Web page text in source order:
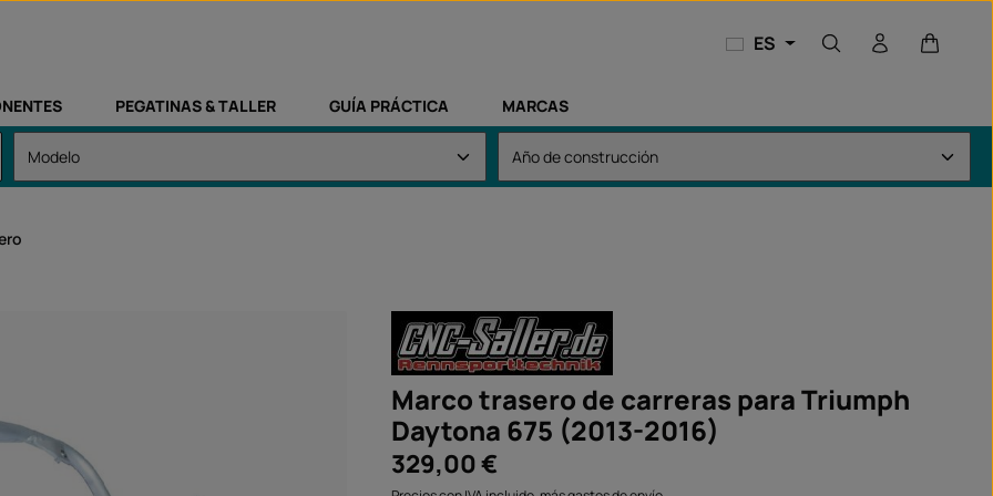
ES El
PEGATINAS & TALLER GUÍA PRÁCTICA MARCAS
Marco trasero de carreras para Triumph
Daytona 675 (2013-2016)
Precio normal:
329,00 €